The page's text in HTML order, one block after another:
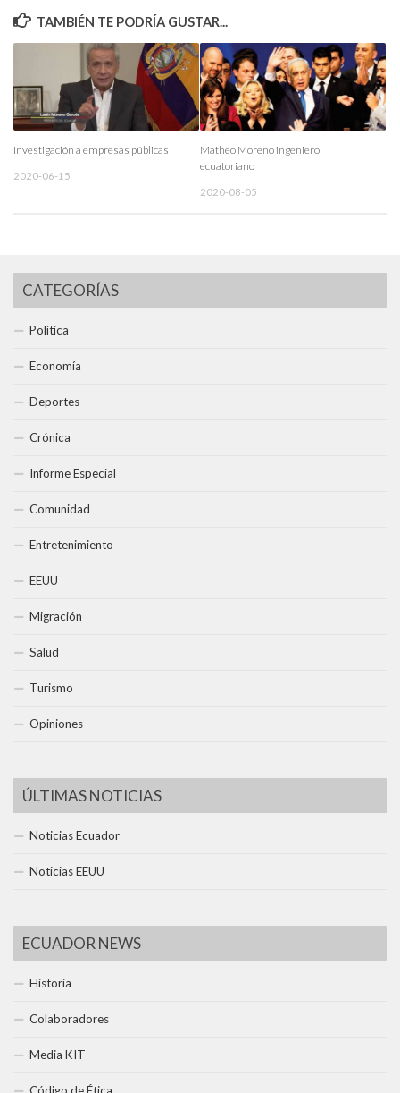
TAMBIÉN TE PODRÍA GUSTAR...
Investigación a empresas públicas
2020-06-15
Matheo Moreno ingeniero
ecuatoriano
2020-08-05
CATEGORÍAS
Política
Economía
Deportes
Crónica
Informe Especial
Comunidad
Entretenimiento
EEUU
Migración
Salud
Turismo
Opiniones
ÚLTIMAS NOTICIAS
Noticias Ecuador
Noticias EEUU
ECUADOR NEWS
Historia
Colaboradores
Media KIT
Código de Ética